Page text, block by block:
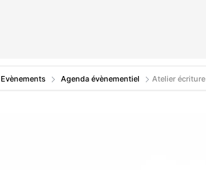
Evènements Agenda évènementiel Atelier écriture